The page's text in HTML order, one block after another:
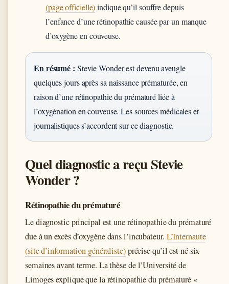
(page officielle)indique qu’il souffre depuis
l’enfance d’une rétinopathie causée par un manque
d’oxygène en couveuse.
En résumé : Stevie Wonder est devenu aveugle
quelques jours après sa naissance prématurée, en
raison d’une rétinopathie du prématuré liée à
l’oxygénation en couveuse. Les sources médicales et
journalistiques s’accordent sur ce diagnostic.
Quel diagnostic a reçu Stevie
Wonder ?
Rétinopathie du prématuré
Le diagnostic principal est une rétinopathie du prématuré
due à un excès d’oxygène dans l’incubateur. L’Internaute
(site d’information généraliste)précise qu’il est né six
semaines avant terme. La thèse de l’Université de
Limoges explique que la rétinopathie du prématuré «